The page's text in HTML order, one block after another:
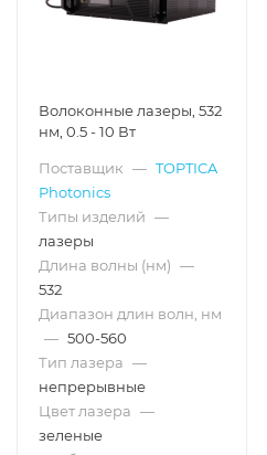
Волоконные лазеры, 532
нм, 0.5 - 10 Вт
Поставщик — TOPTICA
Photonics
Типы изделий —
лазеры
Длина волны (нм) —
532
Диапазон длин волн, нм
— 500-560
Тип лазера —
непрерывные
Цвет лазера —
зеленые